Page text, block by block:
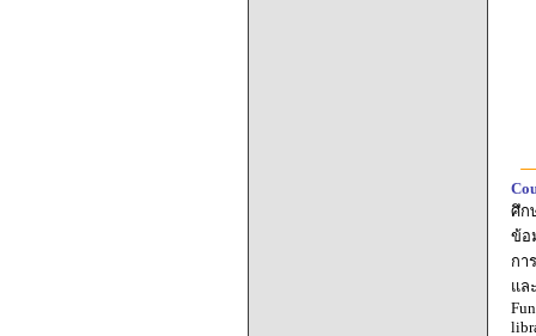
ศึก
ข้อ
กา
แล